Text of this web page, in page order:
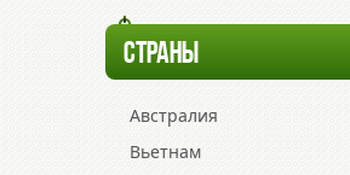
СТРАНЫ
Австралия
Вьетнам